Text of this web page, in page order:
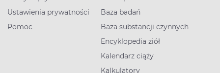
Ustawienia prywatności
Pomoc
Baza badań
Baza substancji czynnych
Encyklopedia ziół
Kalendarz ciąży
Kalkulatory